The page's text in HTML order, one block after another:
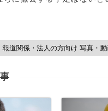
報道関係・法人の方向け 写真・